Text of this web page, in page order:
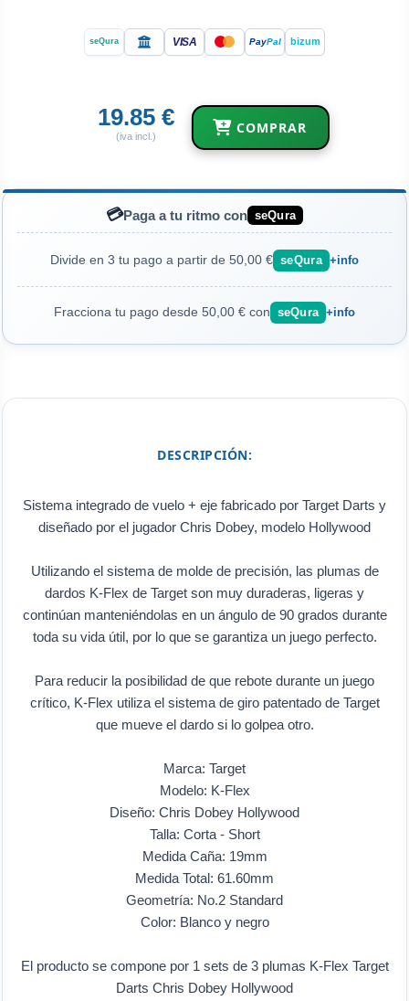
seQura VISA PayPal bizum
19.85 €
(iva incl.) COMPRAR
💳Paga a tu ritmo con seQura
Divide en 3 tu pago a partir de 50,00 € seQura +info
Fracciona tu pago desde 50,00 € con seQura +info
DESCRIPCIÓN:
Sistema integrado de vuelo + eje fabricado por Target Darts y
diseñado por el jugador Chris Dobey, modelo Hollywood
Utilizando el sistema de molde de precisión, las plumas de
dardos K-Flex de Target son muy duraderas, ligeras y
continúan manteniéndolas en un ángulo de 90 grados durante
toda su vida útil, por lo que se garantiza un juego perfecto.
Para reducir la posibilidad de que rebote durante un juego
crítico, K-Flex utiliza el sistema de giro patentado de Target
que mueve el dardo si lo golpea otro.
Marca: Target
Modelo: K-Flex
Diseño: Chris Dobey Hollywood
Talla: Corta - Short
Medida Caña: 19mm
Medida Total: 61.60mm
Geometría: No.2 Standard
Color: Blanco y negro
El producto se compone por 1 sets de 3 plumas K-Flex Target
Darts Chris Dobey Hollywood